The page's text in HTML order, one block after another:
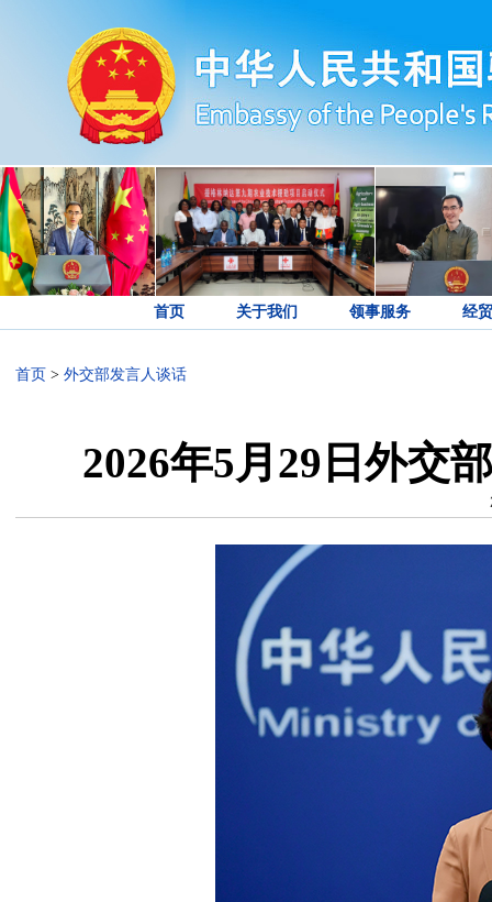
首页 关于我们 领事服务 经
首页 > 外交部发言人谈话
2026年5月29日外交